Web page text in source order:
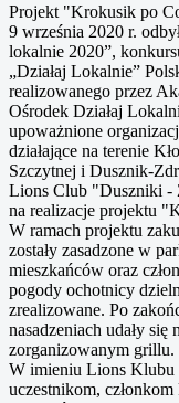
Projekt "Krokusik po
9 września 2020 r.
lokalnie 2020”,
„Działaj Lokalnie”
realizowanego przez
Ośrodek Działaj
upoważnione
działające na terenie
Szczytnej i Dusznik-
Lions Club "Duszniki -
na realizacje projektu
W ramach projektu
zostały zasadzone w
mieszkańców oraz
pogody ochotnicy
zrealizowane. Po
nasadzeniach udały
zorganizowanym grillu.
W imieniu Lions Klubu
uczestnikom,